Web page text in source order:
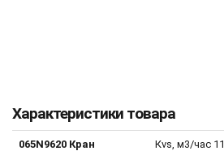
Характеристики товара
065N9620 Кран
Кvs, м3/час 11